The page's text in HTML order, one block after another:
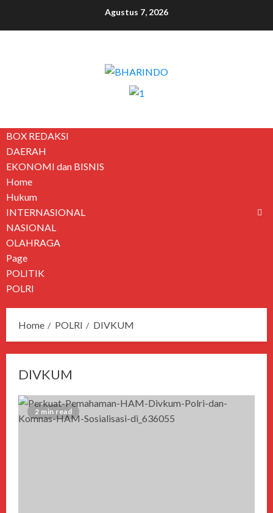
Agustus 7, 2026
BOX REDAKSI
DAERAH
EKONOMI dan BISNIS
Home
Hukum
INTERNASIONAL
NASIONAL
OLAHRAGA
Page
POLITIK
POLRI
Home POLRI DIVKUM
DIVKUM
2 min read